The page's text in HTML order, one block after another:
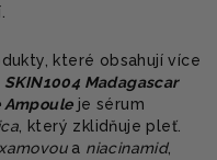
které obsahují více
SKIN1004 Madagascar
Ampouleje sérum
, který zklidňuje pleť.
a niacinamid,